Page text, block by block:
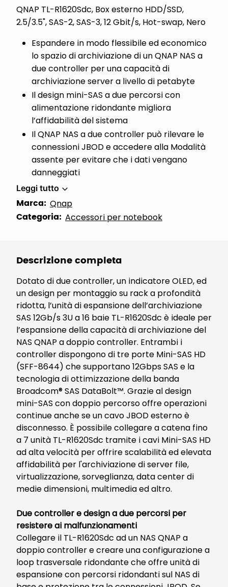
QNAP TL-R1620Sdc, Box esterno HDD/SSD,
2.5/3.5", SAS-2, SAS-3, 12 Gbit/s, Hot-swap, Nero
Espandere in modo flessibile ed economico
lo spazio di archiviazione di un QNAP NAS a
due controller per una capacità di
archiviazione server a livello di petabyte
Il design mini-SAS a due percorsi con
alimentazione ridondante migliora
l’affidabilità del sistema
Il QNAP NAS a due controller può rilevare le
connessioni JBOD e accedere alla Modalità
assente per evitare che i dati vengano
danneggiati
Leggi tutto
Marca: Qnap
Categoria: Accessori per notebook
Descrizione completa
Dotato di due controller, un indicatore OLED, ed
un design per montaggio su rack a profondità
ridotta, l’unità di espansione dell’archiviazione
SAS 12Gb/s 3U a 16 baie TL-R1620Sdc è ideale per
l’espansione della capacità di archiviazione del
NAS QNAP a doppio controller. Entrambi i
controller dispongono di tre porte Mini-SAS HD
(SFF-8644) che supportano 12Gbps SAS e la
tecnologia di ottimizzazione della banda
Broadcom® SAS DataBolt™. Grazie al design
mini-SAS con doppio percorso offre operazioni
continue anche se un cavo JBOD esterno è
disconnesso. È possibile collegare a catena fino
a 7 unità TL-R1620Sdc tramite i cavi Mini-SAS HD
ad alta velocità per offrire scalabilità ed elevata
affidabilità per l'archiviazione di server file,
virtualizzazione, sorveglianza, data center di
medie dimensioni, multimedia ed altro.
Due controller e design a due percorsi per
resistere ai malfunzionamenti
Collegare il TL-R1620Sdc ad un NAS QNAP a
doppio controller e creare una configurazione a
loop trasversale ridondante che offre unità di
espansione con percorsi ridondanti sul NAS di